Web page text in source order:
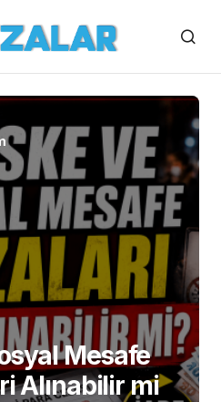
Mesafe
Alınabilir mi